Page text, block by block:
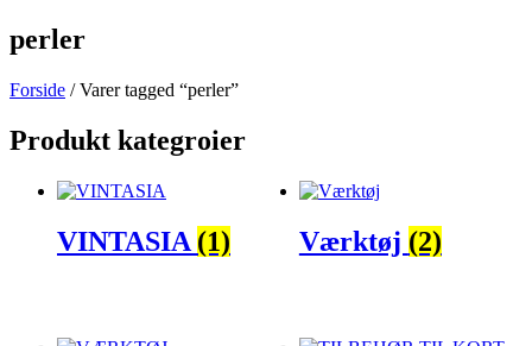
perler
Forside / Varer tagged “perler”
Produkt kategroier
VINTASIA (1) Værktøj (2)